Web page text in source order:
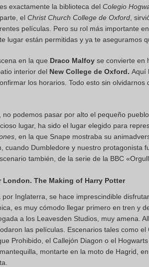
exactamente la biblioteca del Colegio
el Christ Church College de Oxford ,
películas. Pero su rol más importante
lugar están permitidas y ya te aseguramos
en la que Draco Malfoy se convierte en
interior del New College de Oxford. Aquí
los horarios. Todo esto sin olvidarnos
no podemos pasar por alto el pequeño
lugar, ha sido el lugar elegido para
, en la que Snape mostraba su
cuando Dumbledore y nuestro protagonista
también, de la serie de la BBC
London. The Making of Harry Potter
Inglaterra, se hace imprescindible
es muy cómodo llegar primero en tren y
a los Leavesden Studios, muy amena.
las películas. Escenarios tales como
Prohibido, el Callejón Diagon o el
montarte en la moto de Hagrid,